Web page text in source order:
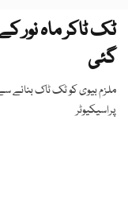
ٹک ٹاکر ماہ نور
گئی
ملزم بیوی کو ٹک ٹاک بنانے
پراسیکیوٹر